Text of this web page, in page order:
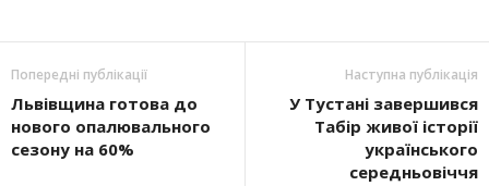
Попередні публікації
Львівщина готова до
нового опалювального
сезону на 60%
Наступна публікація
У Тустані завершився
Табір живої історії
українського
середньовіччя